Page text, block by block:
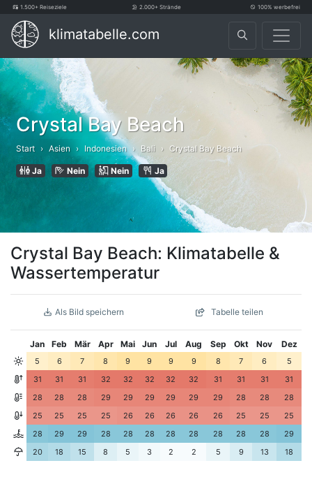
1.500+ Reiseziele 2.000+ Strände 100% werbefrei
klimatabelle.com
Crystal Bay Beach
Start Asien Indonesien Bali Crystal Bay Beach
Ja Nein Nein Ja
Crystal Bay Beach: Klimatabelle &
Wassertemperatur
Als Bild speichern Tabelle teilen
Jan Feb Mär Apr Mai Jun Jul Aug Sep Okt Nov Dez
5 6 7 8 9 9 9 9 8 7 6
5
31
31 31 32 32 32 32 32 31 31 31
31
28
28 28 29 29 29 29 29 29 28 28
28
25
25 25 25 26 26 26 26 26 25 25
25
28
29 29 28 28 28 28 28 28 28 28
29
20
18 15 8 5 3 2 2 5 9 13 18